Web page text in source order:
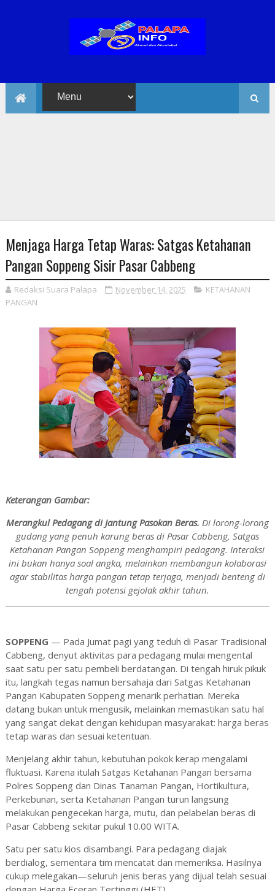
Menjaga Harga Tetap Waras: Satgas Ketahanan
Pangan Soppeng Sisir Pasar Cabbeng
Redaksi Suara Palapa November 14, 2025
KETAHANAN
PANGAN
Keterangan Gambar:
Merangkul Pedagang di Jantung Pasokan Beras. Di lorong-lorong
gudang yang penuh karung beras di Pasar Cabbeng, Satgas
Ketahanan Pangan Soppeng menghampiri pedagang. Interaksi
ini bukan hanya soal angka, melainkan membangun kolaborasi
agar stabilitas harga pangan tetap terjaga, menjadi benteng di
tengah potensi gejolak akhir tahun.
SOPPENG — Pada Jumat pagi yang teduh di Pasar Tradisional
Cabbeng, denyut aktivitas para pedagang mulai mengental
saat satu per satu pembeli berdatangan. Di tengah hiruk pikuk
itu, langkah tegas namun bersahaja dari Satgas Ketahanan
Pangan Kabupaten Soppeng menarik perhatian. Mereka
datang bukan untuk mengusik, melainkan memastikan satu hal
yang sangat dekat dengan kehidupan masyarakat: harga beras
tetap waras dan sesuai ketentuan.
Menjelang akhir tahun, kebutuhan pokok kerap mengalami
fluktuasi. Karena itulah Satgas Ketahanan Pangan bersama
Polres Soppeng dan Dinas Tanaman Pangan, Hortikultura,
Perkebunan, serta Ketahanan Pangan turun langsung
melakukan pengecekan harga, mutu, dan pelabelan beras di
Pasar Cabbeng sekitar pukul 10.00 WITA.
Satu per satu kios disambangi. Para pedagang diajak
berdialog, sementara tim mencatat dan memeriksa. Hasilnya
cukup melegakan—seluruh jenis beras yang dijual telah sesuai